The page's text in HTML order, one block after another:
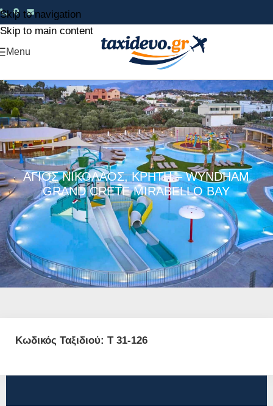
Skip to navigation
Skip to main content
Menu
ΑΓΙΟΣ ΝΙΚΟΛΑΟΣ, ΚΡΗΤΗ – WYNDHAM
GRAND CRETE MIRABELLO BAY
Κωδικός Ταξιδιού: T 31-126